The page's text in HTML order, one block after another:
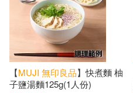
【MUJI 無印良品】快煮麵 柚
子鹽湯麵125g(1人份)